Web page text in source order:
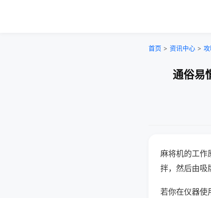
首页 > 资讯中心 >
通俗易
麻将机的工作
拌，然后由吸
若你在仪器使